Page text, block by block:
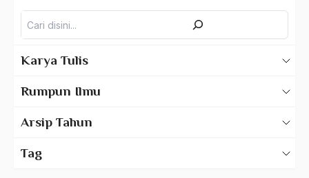
Karya Tulis
Rumpun Ilmu
Arsip Tahun
Tag